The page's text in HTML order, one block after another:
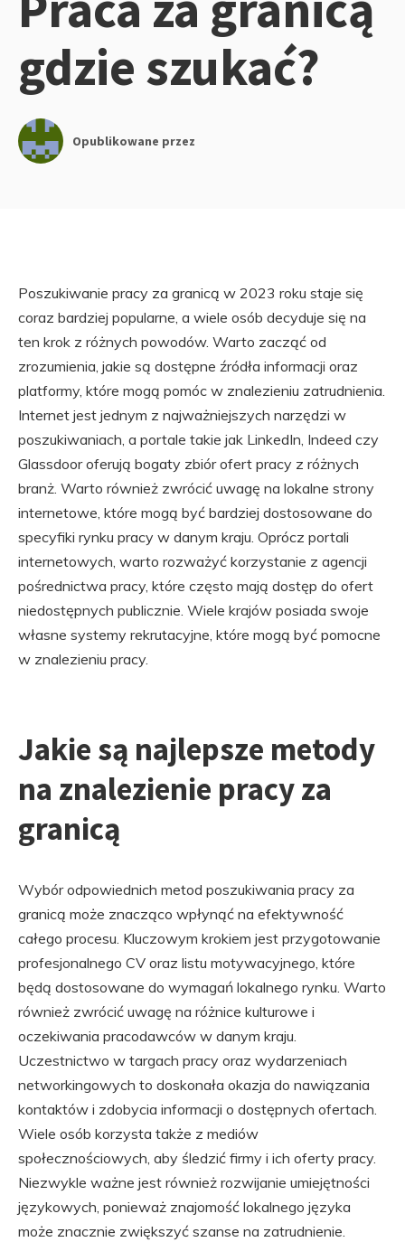
gdzie szukać?
Opublikowane przez
Poszukiwanie pracy za granicą w 2023 roku staje się
coraz bardziej popularne, a wiele osób decyduje się na
ten krok z różnych powodów. Warto zacząć od
zrozumienia, jakie są dostępne źródła informacji oraz
platformy, które mogą pomóc w znalezieniu zatrudnienia.
Internet jest jednym z najważniejszych narzędzi w
poszukiwaniach, a portale takie jak LinkedIn, Indeed czy
Glassdoor oferują bogaty zbiór ofert pracy z różnych
branż. Warto również zwrócić uwagę na lokalne strony
internetowe, które mogą być bardziej dostosowane do
specyfiki rynku pracy w danym kraju. Oprócz portali
internetowych, warto rozważyć korzystanie z agencji
pośrednictwa pracy, które często mają dostęp do ofert
niedostępnych publicznie. Wiele krajów posiada swoje
własne systemy rekrutacyjne, które mogą być pomocne
w znalezieniu pracy.
Jakie są najlepsze metody
na znalezienie pracy za
granicą
Wybór odpowiednich metod poszukiwania pracy za
granicą może znacząco wpłynąć na efektywność
całego procesu. Kluczowym krokiem jest przygotowanie
profesjonalnego CV oraz listu motywacyjnego, które
będą dostosowane do wymagań lokalnego rynku. Warto
również zwrócić uwagę na różnice kulturowe i
oczekiwania pracodawców w danym kraju.
Uczestnictwo w targach pracy oraz wydarzeniach
networkingowych to doskonała okazja do nawiązania
kontaktów i zdobycia informacji o dostępnych ofertach.
Wiele osób korzysta także z mediów
społecznościowych, aby śledzić firmy i ich oferty pracy.
Niezwykle ważne jest również rozwijanie umiejętności
językowych, ponieważ znajomość lokalnego języka
może znacznie zwiększyć szanse na zatrudnienie.